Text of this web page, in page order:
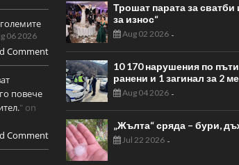
06 2026
Comment
повече
" on
Comment
Трошат парата за сватби
за износ“
Aug 02 2026-
10 170 нарушения по
ранени и 1 загинал за 2
Aug 04 2026-
„Жълта“ сряда – бури,
Jul 22 2026-